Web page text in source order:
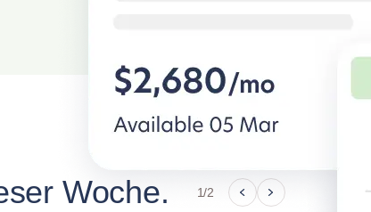
Woche. 1/2